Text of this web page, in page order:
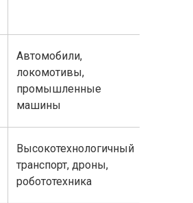
Автомобили,
локомотивы,
промышленные
машины
Высокотехнологичный
транспорт, дроны,
робототехника